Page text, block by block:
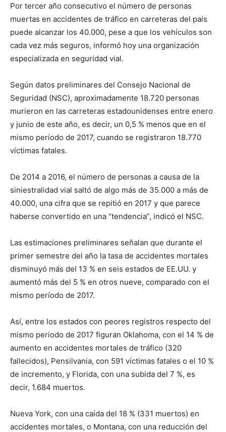
Por tercer año consecutivo el número de personas
muertas en accidentes de tráfico en carreteras del país
puede alcanzar los 40.000, pese a que los vehículos son
cada vez más seguros, informó hoy una organización
especializada en seguridad vial.
Según datos preliminares del Consejo Nacional de
Seguridad (NSC), aproximadamente 18.720 personas
murieron en las carreteras estadounidenses entre enero
y junio de este año, es decir, un 0,5 % menos que en el
mismo período de 2017, cuando se registraron 18.770
víctimas fatales.
De 2014 a 2016, el número de personas a causa de la
siniestralidad vial saltó de algo más de 35.000 a más de
40.000, una cifra que se repitió en 2017 y que parece
haberse convertido en una “tendencia”, indicó el NSC.
Las estimaciones preliminares señalan que durante el
primer semestre del año la tasa de accidentes mortales
disminuyó más del 13 % en seis estados de EE.UU. y
aumentó más del 5 % en otros nueve, comparado con el
mismo período de 2017.
Así, entre los estados con peores registros respecto del
mismo periodo de 2017 figuran Oklahoma, con el 14 % de
aumento en accidentes mortales de tráfico (320
fallecidos), Pensilvania, con 591 víctimas fatales o el 10 %
de incremento, y Florida, con una subida del 7 %, es
decir, 1.684 muertos.
Nueva York, con una caída del 18 % (331 muertos) en
accidentes mortales, o Montana, con una reducción del